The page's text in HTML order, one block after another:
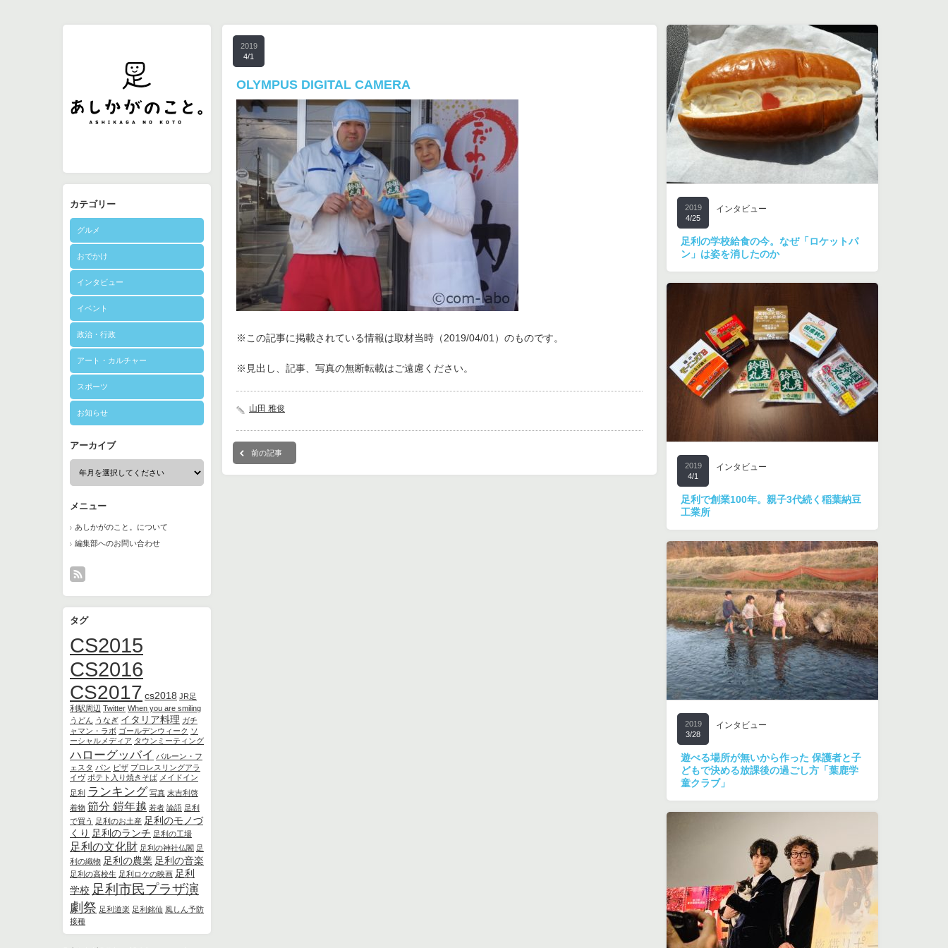
カテゴリー
グルメ
おでかけ
インタビュー
イベント
政治・行政
アート・カルチャー
スポーツ
お知らせ
アーカイブ
メニュー
あしかがのこと。について
編集部へのお問い合わせ
タグ
CS2015
CS2016
CS2017 cs2018 JR足
利駅周辺 Twitter When you are smiling
うどん うなぎ イタリア料理 ガチ
ャマン・ラボ ゴールデンウィーク ソ
ーシャルメディア タウンミーティング
ハローグッバイ バルーン・フ
ェスタ パン ピザ プロレスリングアラ
イヴ ポテト入り焼きそば メイドイン
足利 ランキング 写真 末吉利啓
着物 節分 鎧年越 若者 論語 足利
で買う 足利のお土産 足利のモノづ
くり 足利のランチ 足利の工場
足利の文化財 足利の神社仏閣 足
利の織物 足利の農業 足利の音楽
足利の高校生 足利ロケの映画 足利
学校 足利市民プラザ演
劇祭 足利道楽 足利銘仙 風しん予防
接種
2019
4/1
OLYMPUS DIGITAL CAMERA
※この記事に掲載されている情報は取材当時（2019/04/01）のものです。
※見出し、記事、写真の無断転載はご遠慮ください。
山田 雅俊
前の記事
2019
4/25
インタビュー
足利の学校給食の今。なぜ「ロケットパ
ン」は姿を消したのか
2019
4/1
インタビュー
足利で創業100年。親子3代続く稲葉納豆
工業所
2019
3/28
インタビュー
遊べる場所が無いから作った 保護者と子
どもで決める放課後の過ごし方「葉鹿学
童クラブ」